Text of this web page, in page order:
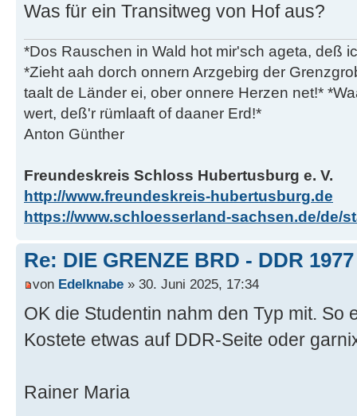
Was für ein Transitweg von Hof aus?
*Dos Rauschen in Wald hot mir'sch ageta, deß
*Zieht aah dorch onnern Arzgebirg der
taalt de Länder ei, ober onnere Herzen net!*
wert, deß'r rümlaaft of daaner Erd!*
Anton Günther
Freundeskreis Schloss Hubertusburg e. V.
http://www.freundeskreis-hubertusburg.de
https://www.schloesserland-sachsen.de/de/
Re: DIE GRENZE BRD - DDR
von Edelknabe » 30. Juni 2025, 17:34
OK die Studentin nahm den Typ mit. So
Kostete etwas auf DDR-Seite oder
Rainer Maria